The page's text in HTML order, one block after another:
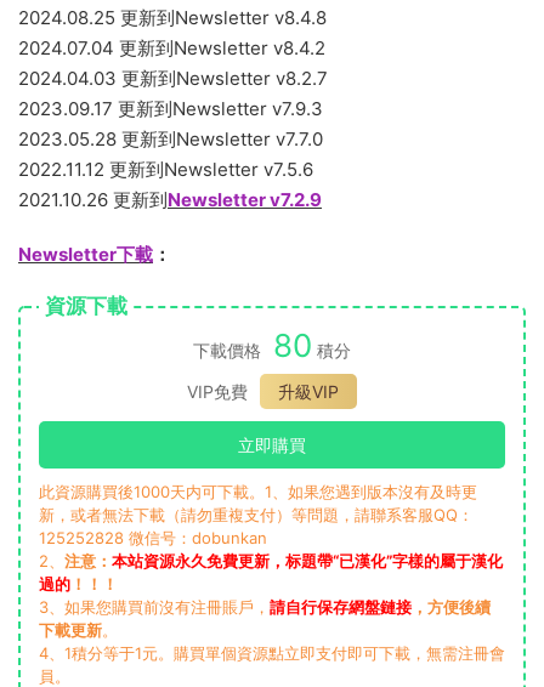
2024.08.25 更新到Newsletter v8.4.8
2024.07.04 更新到Newsletter v8.4.2
2024.04.03 更新到Newsletter v8.2.7
2023.09.17 更新到Newsletter v7.9.3
2023.05.28 更新到Newsletter v7.7.0
2022.11.12 更新到Newsletter v7.5.6
2021.10.26 更新到Newsletter v7.2.9
Newsletter下載 ：
資源下載
下載價格 80 積分
VIP免費
升級VIP
立即購買
此資源購買後1000天内可下載。1、如果您遇到版本沒有及時更
新，或者無法下載（請勿重複支付）等問題，請聯系客服QQ：
125252828 微信号：dobunkan
2、 注意： 本站資源永久免費更新，标題帶“已漢化”字樣的屬于漢化
過的 ！！！
3、如果您購買前沒有注冊賬戶， 請自行保存網盤鏈接 ，方便後續
下載更新。
4、1積分等于1元。購買單個資源點立即支付即可下載，無需注冊會
員。